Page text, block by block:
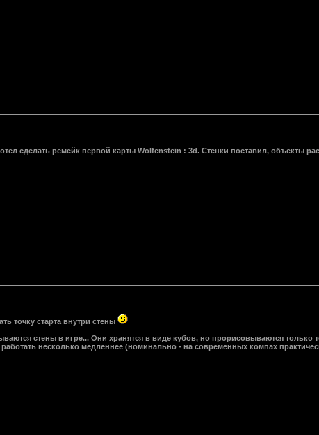
сделать ремейк первой карты Wolfenstein : 3d. Стенки поставил, объекты
точку старта внутри стены
стены в игре... Они хранятся в виде кубов, но прорисовываются только
несколько медленнее (номинально - на современных компах